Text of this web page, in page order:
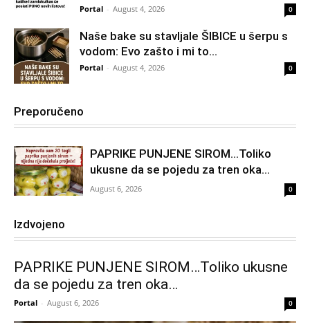
Portal - August 4, 2026 0
Naše bake su stavljale ŠIBICE u šerpu s
vodom: Evo zašto i mi to...
Portal - August 4, 2026 0
Preporučeno
PAPRIKE PUNJENE SIROM…Toliko
ukusne da se pojedu za tren oka…
August 6, 2026 0
Izdvojeno
PAPRIKE PUNJENE SIROM…Toliko ukusne
da se pojedu za tren oka…
Portal - August 6, 2026 0